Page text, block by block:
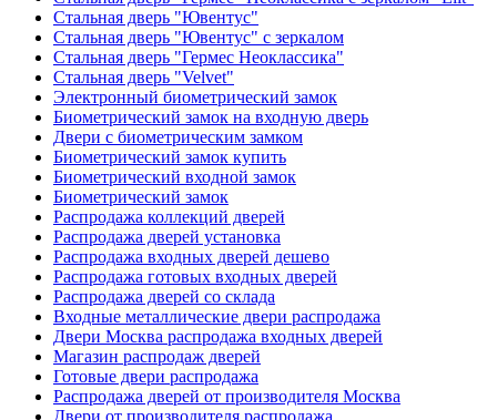
Стальная дверь "Ювентус"
Стальная дверь "Ювентус" с зеркалом
Стальная дверь "Гермес Неоклассика"
Стальная дверь "Velvet"
Электронный биометрический замок
Биометрический замок на входную дверь
Двери с биометрическим замком
Биометрический замок купить
Биометрический входной замок
Биометрический замок
Распродажа коллекций дверей
Распродажа дверей установка
Распродажа входных дверей дешево
Распродажа готовых входных дверей
Распродажа дверей со склада
Входные металлические двери распродажа
Двери Москва распродажа входных дверей
Магазин распродаж дверей
Готовые двери распродажа
Распродажа дверей от производителя Москва
Двери от производителя распродажа